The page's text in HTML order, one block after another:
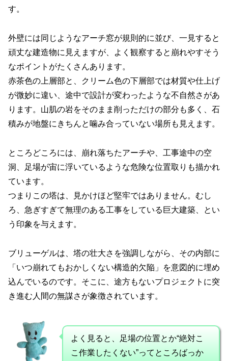
す。
外壁には同じようなアーチ窓が規則的に並び、一見すると
頑丈な建造物に見えますが、よく観察すると崩れやすそう
なポイントがたくさんあります。
赤茶色の上層部と、クリーム色の下層部では材質や仕上げ
が微妙に違い、途中で設計が変わったような不自然さがあ
ります。山肌の岩をそのまま削っただけの部分も多く、石
積みが地盤にきちんと噛み合っていない場所も見えます。
ところどころには、崩れ落ちたアーチや、工事途中の空
洞、足場が宙に浮いているような危険な位置取りも描かれ
ています。
つまりこの塔は、見かけほど堅牢ではありません。むし
ろ、急ぎすぎて無理のある工事をしている巨大建築、とい
う印象を与えます。
ブリューゲルは、塔の壮大さを強調しながら、その内部に
「いつ崩れてもおかしくない構造的欠陥」を意図的に埋め
込んでいるのです。そこに、途方もないプロジェクトに突
き進む人間の無謀さが象徴されています。
よく見ると、足場の位置とか“絶対こ
こ作業したくない”ってところばっか